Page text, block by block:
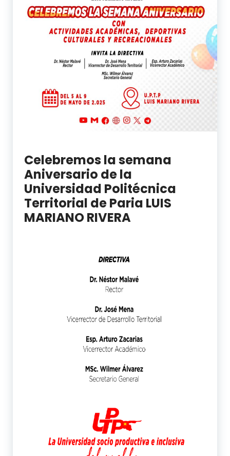
Celebremos la semana
Aniversario de la
Universidad Politécnica
Territorial de Paria LUIS
MARIANO RIVERA